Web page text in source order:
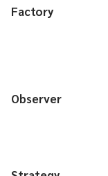
Factory
Observer